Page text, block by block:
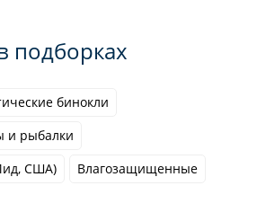
подборках
бинокли
и рыбалки
США)
Влагозащищенные